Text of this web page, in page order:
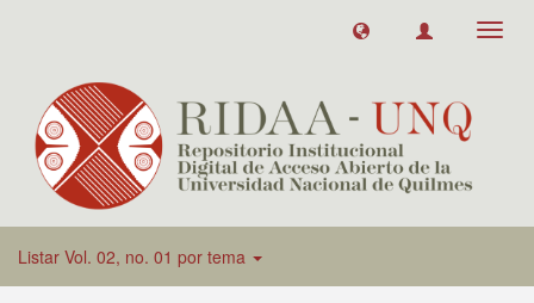
Listar Vol. 02, no. 01 por tema